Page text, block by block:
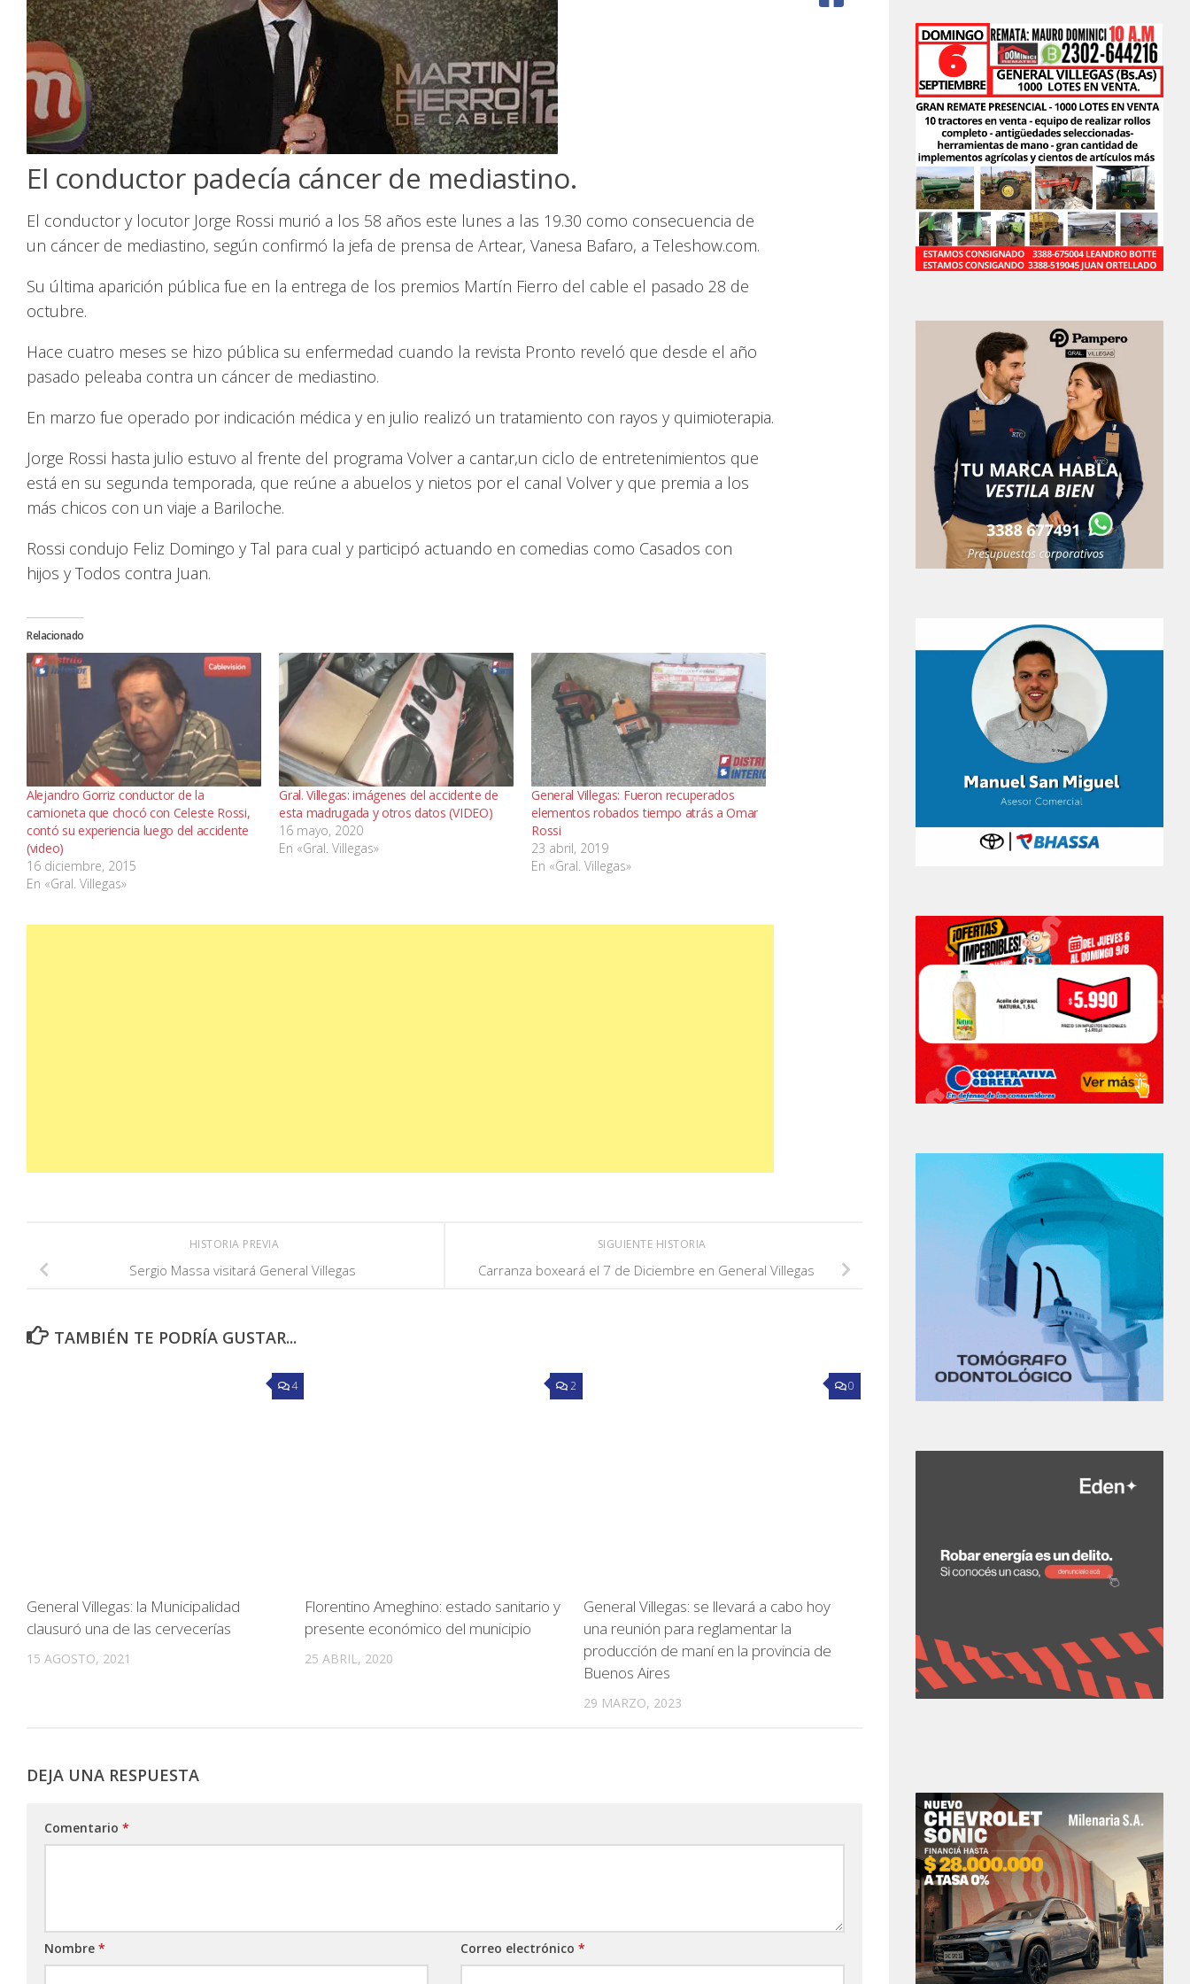
El conductor padecía cáncer de mediastino.
El conductor y locutor Jorge Rossi murió a los 58 años este lunes a las 19.30 como consecuencia de
un cáncer de mediastino, según confirmó la jefa de prensa de Artear, Vanesa Bafaro, a Teleshow.com.
Su última aparición pública fue en la entrega de los premios Martín Fierro del cable el pasado 28 de
octubre.
Hace cuatro meses se hizo pública su enfermedad cuando la revista Pronto reveló que desde el año
pasado peleaba contra un cáncer de mediastino.
En marzo fue operado por indicación médica y en julio realizó un tratamiento con rayos y quimioterapia.
Jorge Rossi hasta julio estuvo al frente del programa Volver a cantar,un ciclo de entretenimientos que
está en su segunda temporada, que reúne a abuelos y nietos por el canal Volver y que premia a los
más chicos con un viaje a Bariloche.
Rossi condujo Feliz Domingo y Tal para cual y participó actuando en comedias como Casados con
hijos y Todos contra Juan.
Relacionado
Alejandro Gorriz conductor de la
camioneta que chocó con Celeste Rossi,
contó su experiencia luego del accidente
(video)
16 diciembre, 2015
En «Gral. Villegas»
Gral. Villegas: imágenes del accidente de
esta madrugada y otros datos (VIDEO)
16 mayo, 2020
En «Gral. Villegas»
General Villegas: Fueron recuperados
elementos robados tiempo atrás a Omar
Rossi
23 abril, 2019
En «Gral. Villegas»
SIGUIENTE HISTORIA
Carranza boxeará el 7 de Diciembre en General Villegas
HISTORIA PREVIA
Sergio Massa visitará General Villegas
TAMBIÉN TE PODRÍA GUSTAR...
4
General Villegas: la Municipalidad
clausuró una de las cervecerías
15 AGOSTO, 2021
2
Florentino Ameghino: estado sanitario y
presente económico del municipio
25 ABRIL, 2020
0
General Villegas: se llevará a cabo hoy
una reunión para reglamentar la
producción de maní en la provincia de
Buenos Aires
29 MARZO, 2023
DEJA UNA RESPUESTA
Comentario *
Nombre * Correo electrónico*